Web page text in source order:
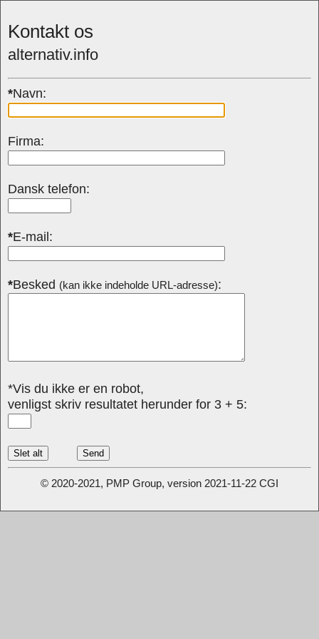
Kontakt os
alternativ.info
*Navn:
Firma:
Dansk telefon:
*E-mail:
*Besked (kan ikke indeholde URL-adresse):
*Vis du ikke er en robot,
venligst skriv resultatet herunder for 3 + 5:
© 2020-2021, PMP Group, version 2021-11-22 CGI